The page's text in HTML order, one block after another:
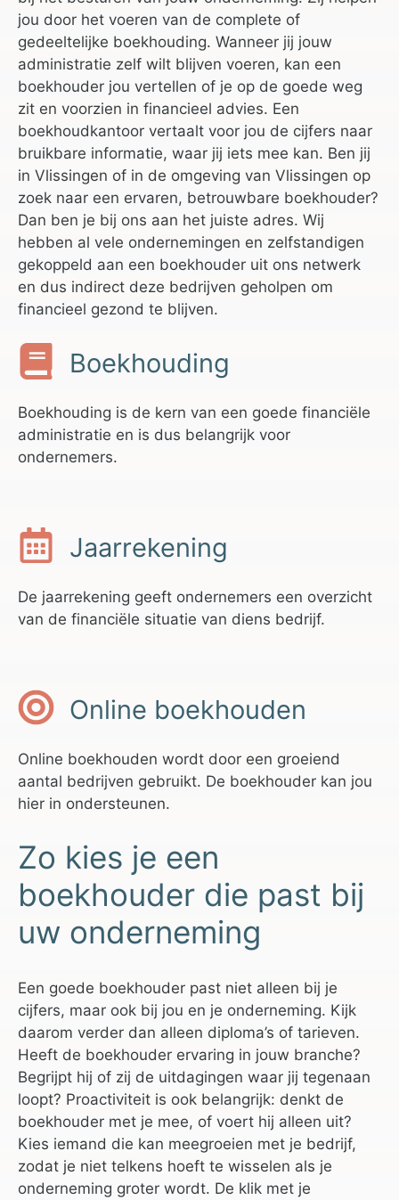
jou door het voeren van de complete of
gedeeltelijke boekhouding. Wanneer jij jouw
administratie zelf wilt blijven voeren, kan een
boekhouder jou vertellen of je op de goede weg
zit en voorzien in financieel advies. Een
boekhoudkantoor vertaalt voor jou de cijfers naar
bruikbare informatie, waar jij iets mee kan. Ben jij
in Vlissingen of in de omgeving van Vlissingen op
zoek naar een ervaren, betrouwbare boekhouder?
Dan ben je bij ons aan het juiste adres. Wij
hebben al vele ondernemingen en zelfstandigen
gekoppeld aan een boekhouder uit ons netwerk
en dus indirect deze bedrijven geholpen om
financieel gezond te blijven.
Boekhouding
Boekhouding is de kern van een goede financiële
administratie en is dus belangrijk voor
ondernemers.
Jaarrekening
De jaarrekening geeft ondernemers een overzicht
van de financiële situatie van diens bedrijf.
Online boekhouden
Online boekhouden wordt door een groeiend
aantal bedrijven gebruikt. De boekhouder kan jou
hier in ondersteunen.
Zo kies je een
boekhouder die past bij
uw onderneming
Een goede boekhouder past niet alleen bij je
cijfers, maar ook bij jou en je onderneming. Kijk
daarom verder dan alleen diploma’s of tarieven.
Heeft de boekhouder ervaring in jouw branche?
Begrijpt hij of zij de uitdagingen waar jij tegenaan
loopt? Proactiviteit is ook belangrijk: denkt de
boekhouder met je mee, of voert hij alleen uit?
Kies iemand die kan meegroeien met je bedrijf,
zodat je niet telkens hoeft te wisselen als je
onderneming groter wordt. De klik met je